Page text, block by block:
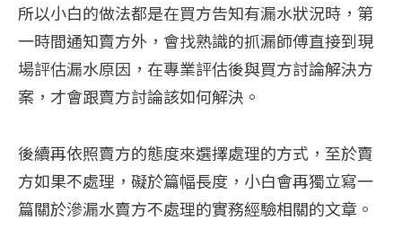
所以小白的做法都是在買方告知有漏水狀況時，第
一時間通知賣方外，會找熟識的抓漏師傅直接到現
場評估漏水原因，在專業評估後與買方討論解決方
案，才會跟賣方討論該如何解決。
後續再依照賣方的態度來選擇處理的方式，至於賣
方如果不處理，礙於篇幅長度，小白會再獨立寫一
篇關於滲漏水賣方不處理的實務經驗相關的文章。